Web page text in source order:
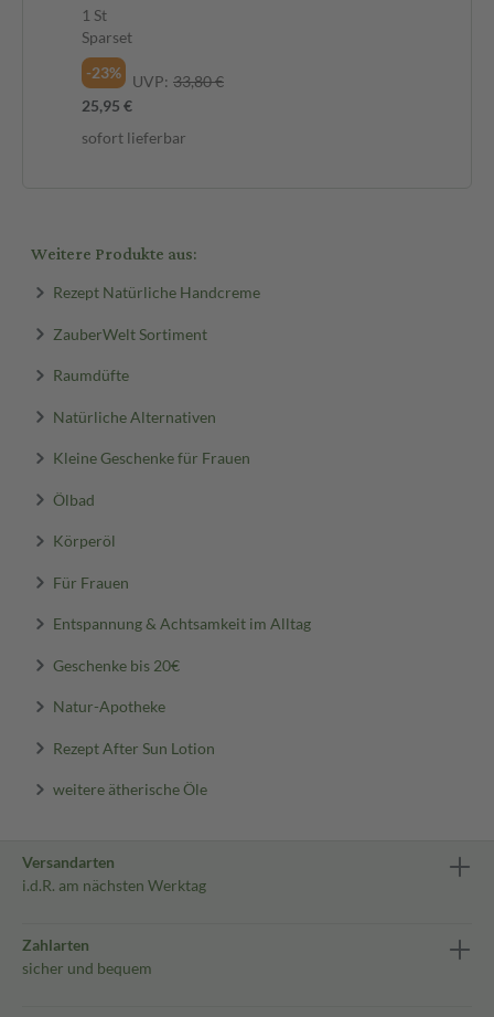
Beruhigung 1 St Sparset
1 St
Sparset
-23%
UVP: 33,80 €
25,95 €
sofort lieferbar
Weitere Produkte aus:
Rezept Natürliche Handcreme
ZauberWelt Sortiment
Raumdüfte
Natürliche Alternativen
Kleine Geschenke für Frauen
Ölbad
Körperöl
Für Frauen
Entspannung & Achtsamkeit im Alltag
Geschenke bis 20€
Natur-Apotheke
Rezept After Sun Lotion
weitere ätherische Öle
Versandarten
i.d.R. am nächsten Werktag
Zahlarten
sicher und bequem